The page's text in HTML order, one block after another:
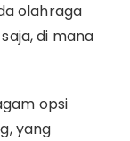
olahraga
di mana
opsi
yang